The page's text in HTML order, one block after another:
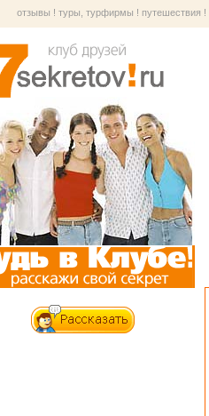
отзывы ! туры, турфирмы ! путешествия !